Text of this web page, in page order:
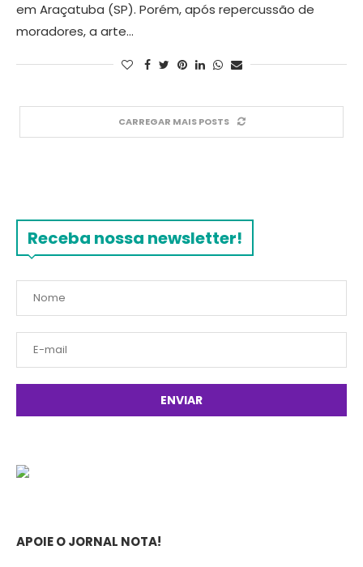
em Araçatuba (SP). Porém, após repercussão de
moradores, a arte…
CARREGAR MAIS POSTS
Receba nossa newsletter!
APOIE O JORNAL NOTA!